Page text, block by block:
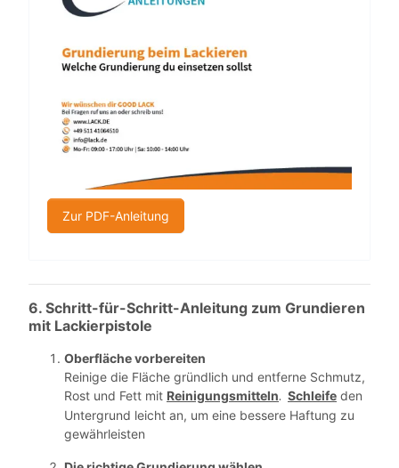
Zur PDF-Anleitung
6. Schritt-für-Schritt-Anleitung zum Grundieren
mit Lackierpistole
Oberfläche vorbereiten
Reinige die Fläche gründlich und entferne Schmutz,
Rost und Fett mit Reinigungsmitteln. Schleife den
Untergrund leicht an, um eine bessere Haftung zu
gewährleisten